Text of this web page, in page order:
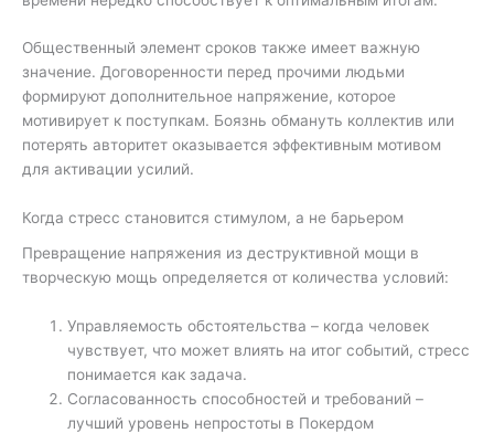
Общественный элемент сроков также имеет важную
значение. Договоренности перед прочими людьми
формируют дополнительное напряжение, которое
мотивирует к поступкам. Боязнь обмануть коллектив или
потерять авторитет оказывается эффективным мотивом
для активации усилий.
Когда стресс становится стимулом, а не барьером
Превращение напряжения из деструктивной мощи в
творческую мощь определяется от количества условий:
Управляемость обстоятельства – когда человек
чувствует, что может влиять на итог событий, стресс
понимается как задача.
Согласованность способностей и требований –
лучший уровень непростоты в Покердом